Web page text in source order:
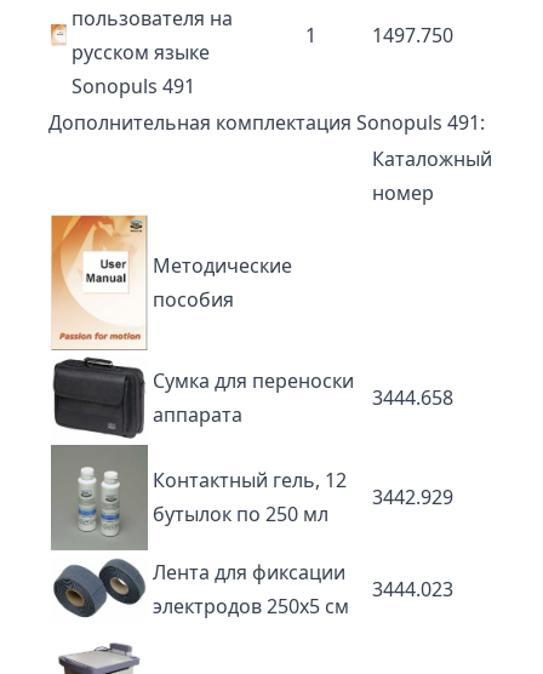
пользователя на
русском языке
Sonopuls 491
1 1497.750
Дополнительная комплектация Sonopuls 491:
Каталожный
номер
Методические
пособия
Сумка для переноски
аппарата
3444.658
Контактный гель, 12
бутылок по 250 мл
3442.929
Лента для фиксации
электродов 250х5 см
3444.023